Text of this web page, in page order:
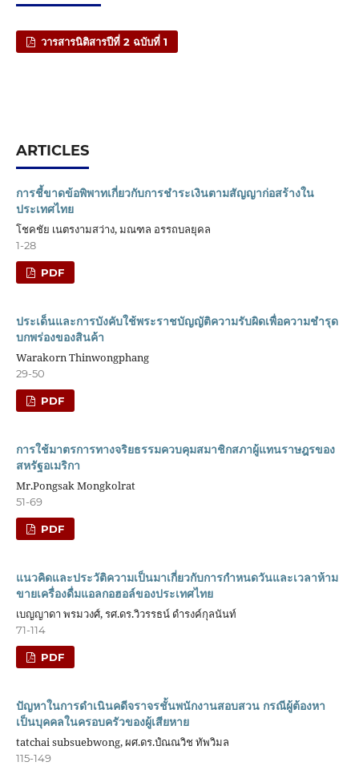
วารสารนิติสารปีที่ 2 ฉบับที่ 1
ARTICLES
การชี้ขาดข้อพิพาทเกี่ยวกับการชำระเงินตามสัญญาก่อสร้างใน
ประเทศไทย
โชคชัย เนตรงามสว่าง, มณฑล อรรถบลยุคล
1-28
PDF
ประเด็นและการบังคับใช้พระราชบัญญัติความรับผิดเพื่อความชำรุด
บกพร่องของสินค้า
Warakorn Thinwongphang
29-50
PDF
การใช้มาตรการทางจริยธรรมควบคุมสมาชิกสภาผู้แทนราษฎรของ
สหรัฐอเมริกา
Mr.Pongsak Mongkolrat
51-69
PDF
แนวคิดและประวัติความเป็นมาเกี่ยวกับการกำหนดวันและเวลาห้าม
ขายเครื่องดื่มแอลกอฮอล์ของประเทศไทย
เบญญาดา พรมวงศ์, รศ.ดร.วิวรรธน์ ดำรงค์กุลนันท์
71-114
PDF
ปัญหาในการดำเนินคดีจราจรชั้นพนักงานสอบสวน กรณีผู้ต้องหา
เป็นบุคคลในครอบครัวของผู้เสียหาย
tatchai subsuebwong, ผศ.ดร.ปํณณวิช ทัพวิมล
115-149